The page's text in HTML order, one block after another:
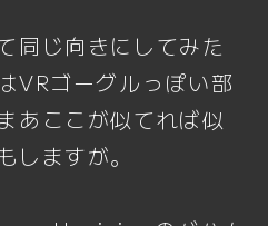
同じ向きにしてみた
VRゴーグルっぽい部
あここが似てれば似
しますが。